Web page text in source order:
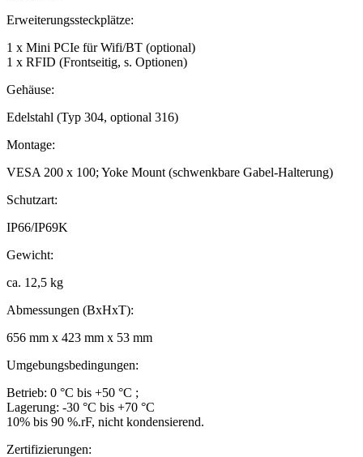
Erweiterungssteckplätze:
1 x Mini PCIe für Wifi/BT (optional)
1 x RFID (Frontseitig, s. Optionen)
Gehäuse:
Edelstahl (Typ 304, optional 316)
Montage:
VESA 200 x 100; Yoke Mount (schwenkbare Gabel-Halterung)
Schutzart:
IP66/IP69K
Gewicht:
ca. 12,5 kg
Abmessungen (BxHxT):
656 mm x 423 mm x 53 mm
Umgebungsbedingungen:
Betrieb: 0 °C bis +50 °C ;
Lagerung: -30 °C bis +70 °C
10% bis 90 %.rF, nicht kondensierend.
Zertifizierungen: